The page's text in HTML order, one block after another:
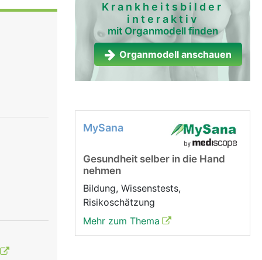
Krankheitsbilder
interaktiv
mit Organmodell finden
Organmodell anschauen
MySana
Gesundheit selber in die Hand
nehmen
Bildung, Wissenstests,
Risikoschätzung
Mehr zum Thema